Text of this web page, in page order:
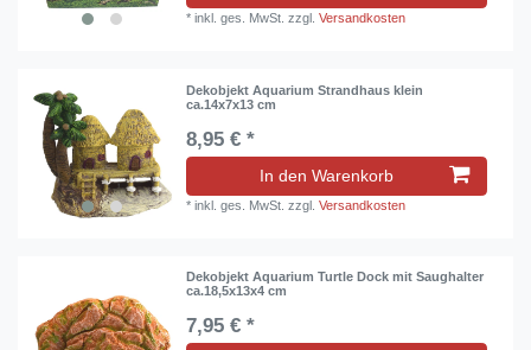
*inkl. ges. MwSt. zzgl.Versandkosten
Dekobjekt Aquarium Strandhaus klein
ca.14x7x13 cm
8,95 € *
In den Warenkorb
*inkl. ges. MwSt. zzgl.Versandkosten
Dekobjekt Aquarium Turtle Dock mit Saughalter
ca.18,5x13x4 cm
7,95 € *